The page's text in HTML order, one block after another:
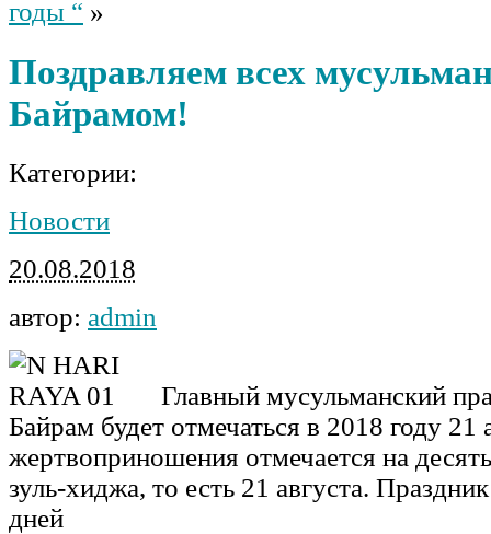
годы “ »
Поздравляем всех
Байрамом!
Категории:
Новости
20.08.2018
автор: admin
Главный мусульманский
Байрам будет отмечаться в 2018 году 21
жертвоприношения отмечается на
зуль-хиджа, то есть 21 августа.
дней